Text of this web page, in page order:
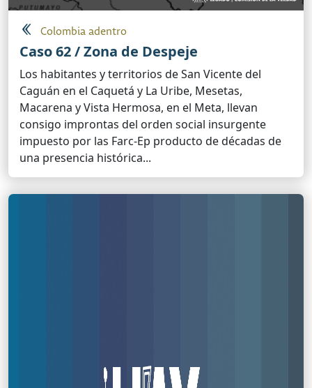
Colombia adentro
Caso 62 / Zona de Despeje
Los habitantes y territorios de San Vicente del
Caguán en el Caquetá y La Uribe, Mesetas,
Macarena y Vista Hermosa, en el Meta, llevan
consigo improntas del orden social insurgente
impuesto por las Farc-Ep producto de décadas de
una presencia histórica...